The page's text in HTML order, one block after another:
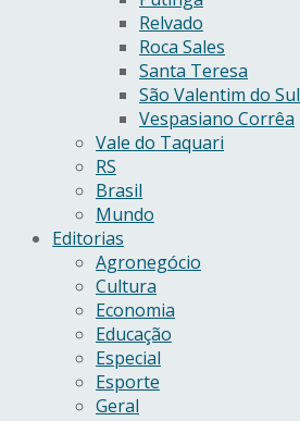
Relvado
Roca Sales
Santa Teresa
São Valentim do Sul
Vespasiano Corrêa
Vale do Taquari
RS
Brasil
Mundo
Editorias
Agronegócio
Cultura
Economia
Educação
Especial
Esporte
Geral